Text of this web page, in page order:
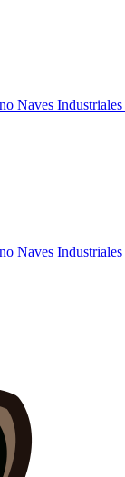
Naves Industriales
Naves Industriales